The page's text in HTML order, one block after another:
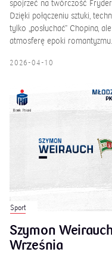
spojrzeć na twórczość
Dzięki połączeniu sztuki,
tylko „posłuchać” Chopina,
atmosferę epoki romantyzmu.
2026-04-10
Sport
Szymon
Września